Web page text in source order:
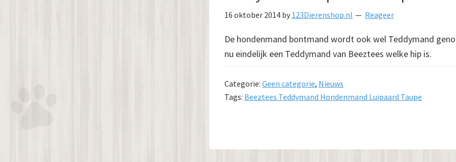
16 oktober 2014 by 123Dierenshop.nl Reageer
De hondenmand bontmand wordt ook wel Teddymand
nu eindelijk een Teddymand van Beeztees welke hip is.
Categorie:Geen categorie, Nieuws
Tags: Beeztees Teddymand Hondenmand Luipaard Taupe